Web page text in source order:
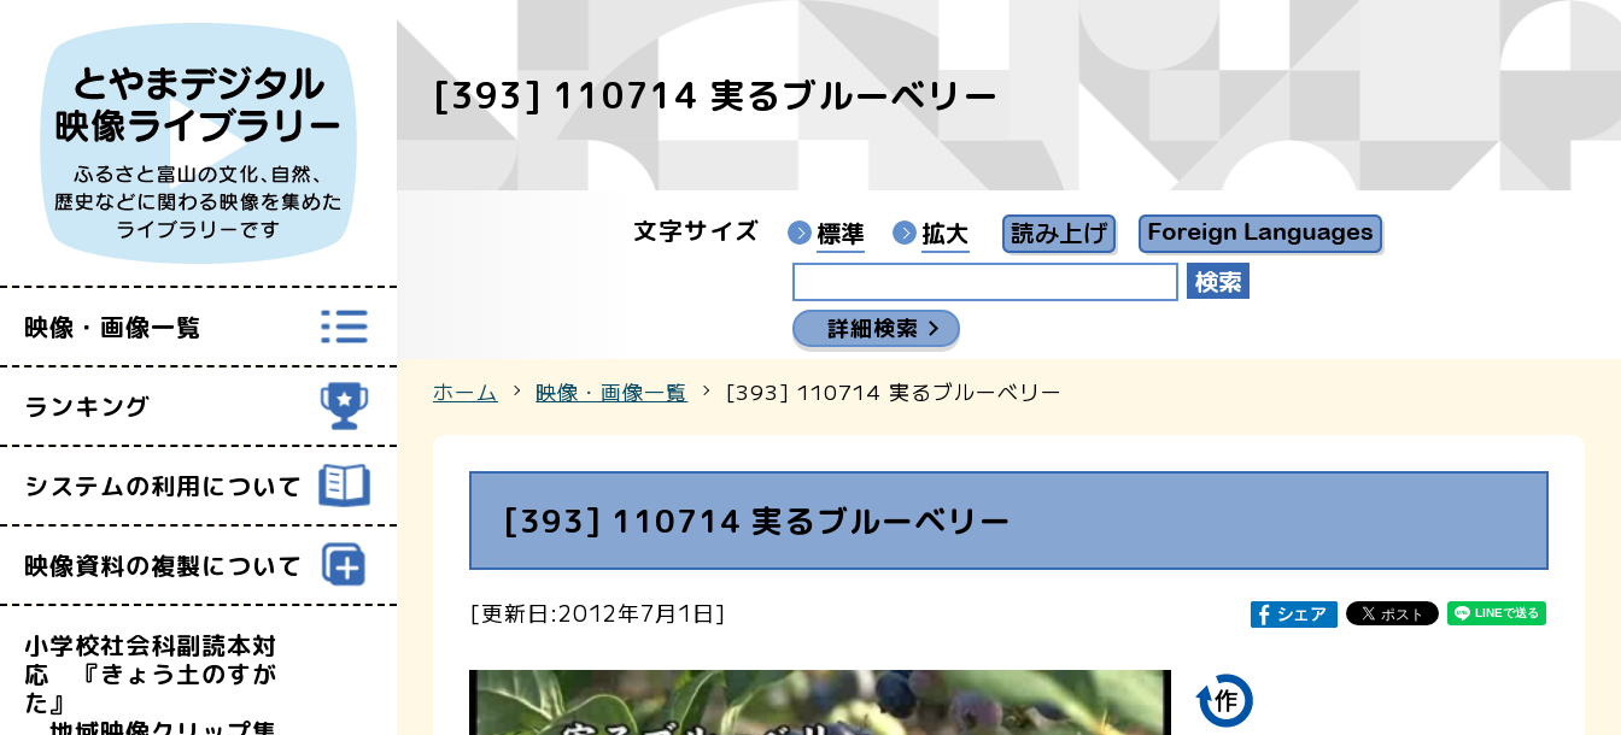
映像・画像一覧
すべての映像
富山県映像センターYouTubeチャンネル
ランキング
システムの利用について
映像資料の複製について
小学校社会科副読本対
応 『きょう土のすが
た』
[393] 110714 実るブルーベリー
文字サイズ 標準 拡大
詳細検索
ホーム 映像・画像一覧 [393] 110714 実るブルーベリー
[393] 110714 実るブルーベリー
[更新日:2012年7月1日]